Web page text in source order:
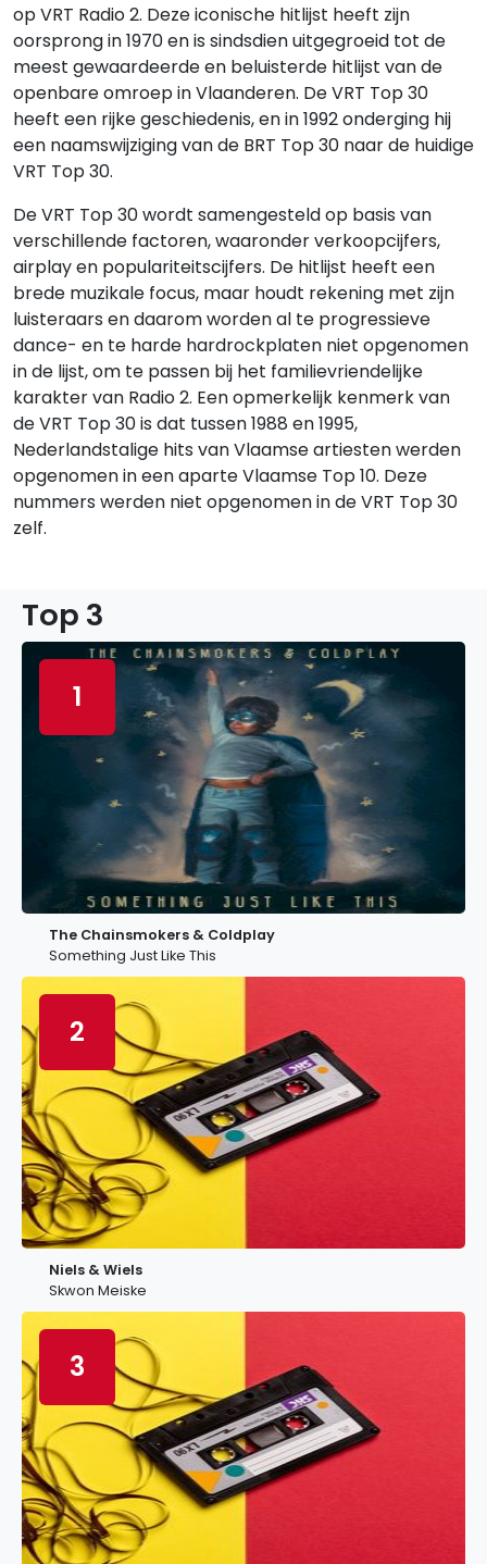
op VRT Radio 2. Deze iconische hitlijst heeft zijn
oorsprong in 1970 en is sindsdien uitgegroeid tot de
meest gewaardeerde en beluisterde hitlijst van de
openbare omroep in Vlaanderen. De VRT Top 30
heeft een rijke geschiedenis, en in 1992 onderging hij
een naamswijziging van de BRT Top 30 naar de huidige
VRT Top 30.
De VRT Top 30 wordt samengesteld op basis van
verschillende factoren, waaronder verkoopcijfers,
airplay en populariteitscijfers. De hitlijst heeft een
brede muzikale focus, maar houdt rekening met zijn
luisteraars en daarom worden al te progressieve
dance- en te harde hardrockplaten niet opgenomen
in de lijst, om te passen bij het familievriendelijke
karakter van Radio 2. Een opmerkelijk kenmerk van
de VRT Top 30 is dat tussen 1988 en 1995,
Nederlandstalige hits van Vlaamse artiesten werden
opgenomen in een aparte Vlaamse Top 10. Deze
nummers werden niet opgenomen in de VRT Top 30
zelf.
Top 3
1
The Chainsmokers & Coldplay
Something Just Like This
2
Niels & Wiels
Skwon Meiske
3